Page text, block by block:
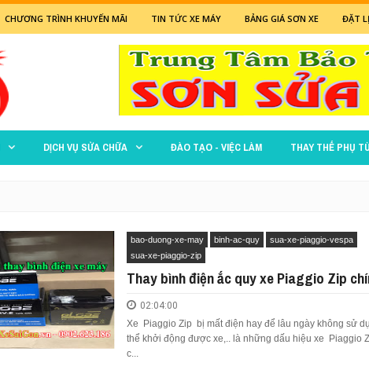
CHƯƠNG TRÌNH KHUYẾN MÃI TIN TỨC XE MÁY BẢNG GIÁ SƠN XE ĐẶT
DỊCH VỤ SỬA CHỮA ĐÀO TẠO - VIỆC LÀM THAY THẾ PHỤ
bao-duong-xe-may binh-ac-quy
sua-xe-piaggio-vespa
sua-xe-piaggio-zip
Thay bình điện ắc quy xe Piaggio Zip
02:04:00
Xe Piaggio Zip bị mất điện hay để lâu ngày không sử
thể khởi động được xe,.. là những dấu hiệu xe Piaggio
c...